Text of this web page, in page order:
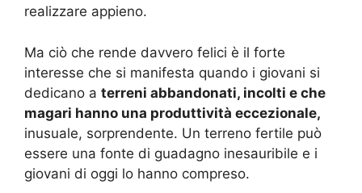
realizzare appieno.
Ma ciò che rende davvero felici è il forte
interesse che si manifesta quando i giovani si
dedicano a terreni abbandonati, incolti e che
magari hanno una produttività eccezionale,
inusuale, sorprendente. Un terreno fertile può
essere una fonte di guadagno inesauribile e i
giovani di oggi lo hanno compreso.